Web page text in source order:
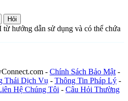
Hỏi
hướng dẫn sử dụng và có thể chứa
- Chính Sách Bảo Mật -
Thái Dịch Vụ - Thông Tin Pháp Lý -
Hệ Chúng Tôi - Câu Hỏi Thường